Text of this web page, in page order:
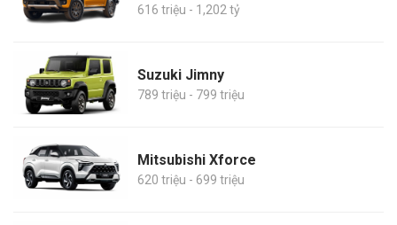
616 triệu - 1,202 tỷ
Suzuki Jimny
789 triệu - 799 triệu
Mitsubishi Xforce
620 triệu - 699 triệu